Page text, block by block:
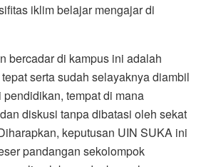
iklim belajar mengajar di
bercadar di kampus ini adalah
serta sudah selayaknya diambil
tempat di mana
diskusi tanpa dibatasi oleh sekat
keputusan UIN SUKA ini
pandangan sekolompok